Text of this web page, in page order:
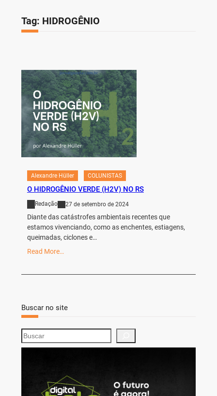
Tag: HIDROGÊNIO
Alexandre Hüller COLUNISTAS
O HIDROGÊNIO VERDE (H2V) NO RS
Redação 27 de setembro de 2024
Diante das catástrofes ambientais recentes que
estamos vivenciando, como as enchentes, estiagens,
queimadas, ciclones e…
Read More…
Buscar no site
S
e